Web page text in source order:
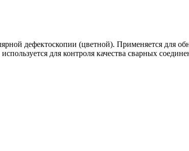
дефектоскопии (цветной). Применяется для
для контроля качества сварных